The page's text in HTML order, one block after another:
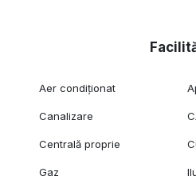
Aer condiționat
Canalizare
Centrală proprie
Gaz